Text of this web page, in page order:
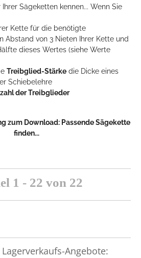
Sägeketten kennen... Wenn Sie
Kette für die benötigte
Abstand von 3 Nieten Ihrer Kette und
dieses Wertes (siehe Werte
Treibglied-Stärke die Dicke eines
Schiebelehre
der Treibglieder
zum Download: Passende Sägekette
finden...
1 - 22 von 22
Angebote: